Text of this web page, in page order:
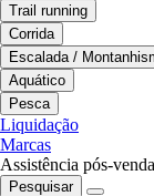
Trail running
Corrida
Escalada /
Aquático
Pesca
Liquidação
Marcas
Assistência pós-
Pesquisar